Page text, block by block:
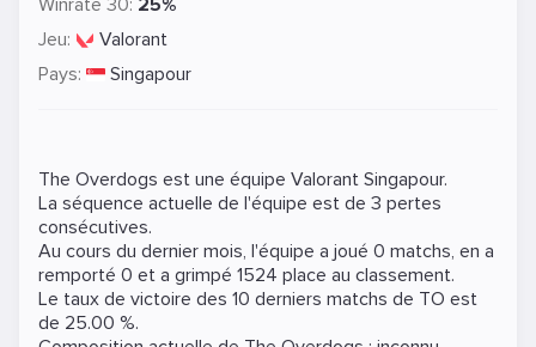
Winrate 30: 25%
Jeu:
Valorant
Pays:
Singapour
The Overdogs est une équipe Valorant Singapour.
La séquence actuelle de l'équipe est de 3 pertes
consécutives.
Au cours du dernier mois, l'équipe a joué 0 matchs, en a
remporté 0 et a grimpé 1524 place au classement.
Le taux de victoire des 10 derniers matchs de TO est
de 25.00 %.